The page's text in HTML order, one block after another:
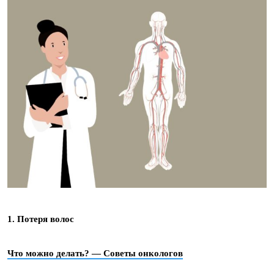
1. Потеря волос
Что можно делать? — Советы онкологов